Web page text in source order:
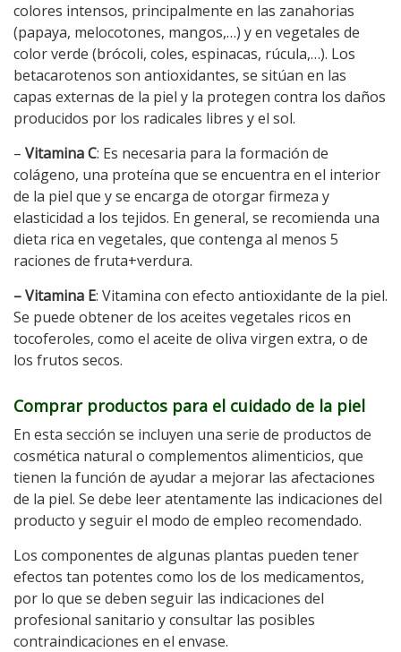
colores intensos, principalmente en las zanahorias
(papaya, melocotones, mangos,…) y en vegetales de
color verde (brócoli, coles, espinacas, rúcula,…). Los
betacarotenos son antioxidantes, se sitúan en las
capas externas de la piel y la protegen contra los daños
producidos por los radicales libres y el sol.
– Vitamina C: Es necesaria para la formación de
colágeno, una proteína que se encuentra en el interior
de la piel que y se encarga de otorgar firmeza y
elasticidad a los tejidos. En general, se recomienda una
dieta rica en vegetales, que contenga al menos 5
raciones de fruta+verdura.
– Vitamina E: Vitamina con efecto antioxidante de la piel.
Se puede obtener de los aceites vegetales ricos en
tocoferoles, como el aceite de oliva virgen extra, o de
los frutos secos.
Comprar productos para el cuidado de la piel
En esta sección se incluyen una serie de productos de
cosmética natural o complementos alimenticios, que
tienen la función de ayudar a mejorar las afectaciones
de la piel. Se debe leer atentamente las indicaciones del
producto y seguir el modo de empleo recomendado.
Los componentes de algunas plantas pueden tener
efectos tan potentes como los de los medicamentos,
por lo que se deben seguir las indicaciones del
profesional sanitario y consultar las posibles
contraindicaciones en el envase.